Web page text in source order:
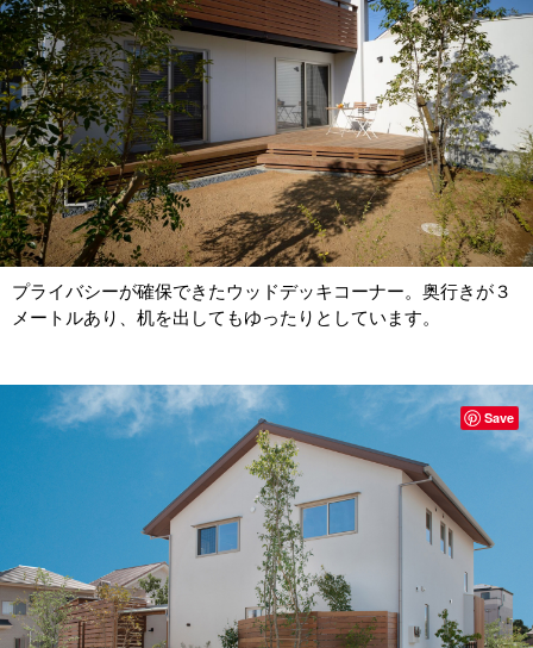
プライバシーが確保できたウッドデッキコーナー。奥行きが３
メートルあり、机を出してもゆったりとしています。
Save